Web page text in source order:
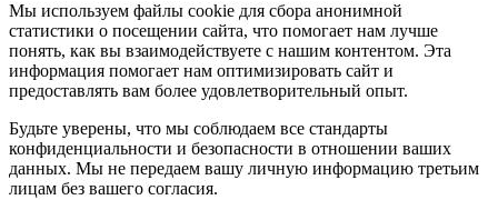
Мы используем файлы cookie для сбора анонимной
статистики о посещении сайта, что помогает нам лучше
понять, как вы взаимодействуете с нашим контентом. Эта
информация помогает нам оптимизировать сайт и
предоставлять вам более удовлетворительный опыт.
Будьте уверены, что мы соблюдаем все стандарты
конфиденциальности и безопасности в отношении ваших
данных. Мы не передаем вашу личную информацию третьим
лицам без вашего согласия.